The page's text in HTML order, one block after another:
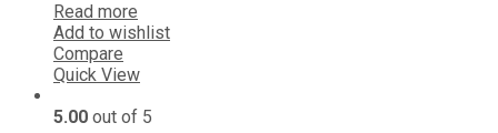
Read more
Add to wishlist
Compare
Quick View
5.00 out of 5